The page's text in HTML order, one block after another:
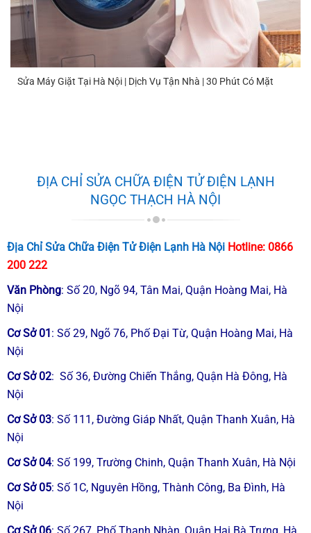
Sửa Máy Giặt Tại Hà Nội | Dịch Vụ Tận Nhà | 30 Phút Có Mặt
ĐỊA CHỈ SỬA CHỮA ĐIỆN TỬ ĐIỆN LẠNH
NGỌC THẠCH HÀ NỘI
Địa Chỉ Sửa Chữa Điện Tử Điện Lạnh Hà Nội Hotline: 0866
200 222
Văn Phòng: Số 20, Ngõ 94, Tân Mai, Quận Hoàng Mai, Hà
Nội
Cơ Sở 01: Số 29, Ngõ 76, Phố Đại Từ, Quận Hoàng Mai, Hà
Nội
Cơ Sở 02: Số 36, Đường Chiến Thắng, Quận Hà Đông, Hà
Nội
Cơ Sở 03: Số 111, Đường Giáp Nhất, Quận Thanh Xuân, Hà
Nội
Cơ Sở 04: Số 199, Trường Chinh, Quận Thanh Xuân, Hà Nội
Cơ Sở 05: Số 1C, Nguyên Hồng, Thành Công, Ba Đình, Hà
Nội